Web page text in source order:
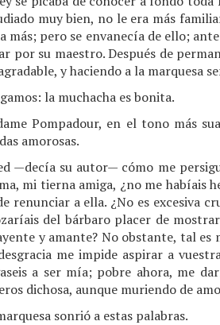
muy bien, no le era más
más; pero se envanecía de ello;
por su maestro. Después de
y haciendo a la marquesa
la muchacha es bonita.
Pompadour, en el tono más
amorosas.
—decía su autor— cómo me
mi tierna amiga, ¿no me habíais
renunciar a ella. ¿No es excesiva
del bárbaro placer de
y amante? No obstante, tal
me impide aspirar a
a ser mía; pobre ahora, me
dichosa, aunque muriendo de
sonrió a estas palabras.